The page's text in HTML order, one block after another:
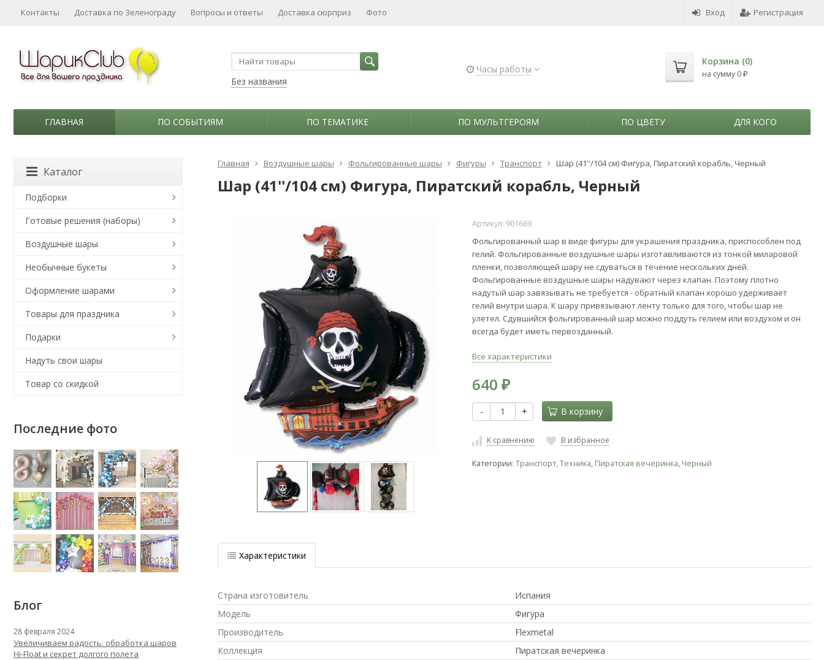
Вход Регистрация
Контакты Доставка по Зеленограду Вопросы и ответы Доставка сюрприз Фото
Без названия
Часы работы
Корзина (0)
на сумму 0 ₽
ГЛАВНАЯ ПО СОБЫТИЯМ ПО ТЕМАТИКЕ ПО МУЛЬТГЕРОЯМ ПО ЦВЕТУ ДЛЯ КОГО
Главная Воздушные шары Фольгированные шары Фигуры Транспорт Шар (41''/104 см) Фигура, Пиратский корабль, Черный
Шар (41''/104 см) Фигура, Пиратский корабль, Черный
Артикул: 901669
Фольгированный шар в виде фигуры для украшения праздника, приспособлен под
гелий. Фольгированные воздушные шары изготавливаются из тонкой миларовой
пленки, позволяющей шару не сдуваться в течение нескольких дней.
Фольгированные воздушные шары надувают через клапан. Поэтому плотно
надутый шар завязывать не требуется - обратный клапан хорошо удерживает
гелий внутри шара. К шару привязывают ленту только для того, чтобы шар не
улетел. Сдувшийся фольгированный шар можно поддуть гелием или воздухом и он
всегда будет иметь первозданный.
Все характеристики
640₽
- + В корзину
К сравнению В избранное
Категории:Транспорт,Техника, Пиратская вечеринка, Черный
Характеристики
Страна изготовитель
Испания
Модель
Фигура
Производитель
Flexmetal
Коллекция
Пиратская вечеринка
Каталог
Подборки
Готовые решения (наборы)
Воздушные шары
Необычные букеты
Оформление шарами
Товары для праздника
Подарки
Надуть свои шары
Товар со скидкой
Последние фото
Блог
28 февраля 2024
Увеличиваем радость: обработка шаров
Hi-Float и секрет долгого полета